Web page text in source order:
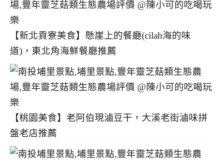
【新北貢寮美食】懸崖上的餐廳(cilah海的味
道)，東北角海鮮餐廳推薦
【桃園美食】老阿伯現滷豆干，大溪老街滷味拼
盤老店推薦